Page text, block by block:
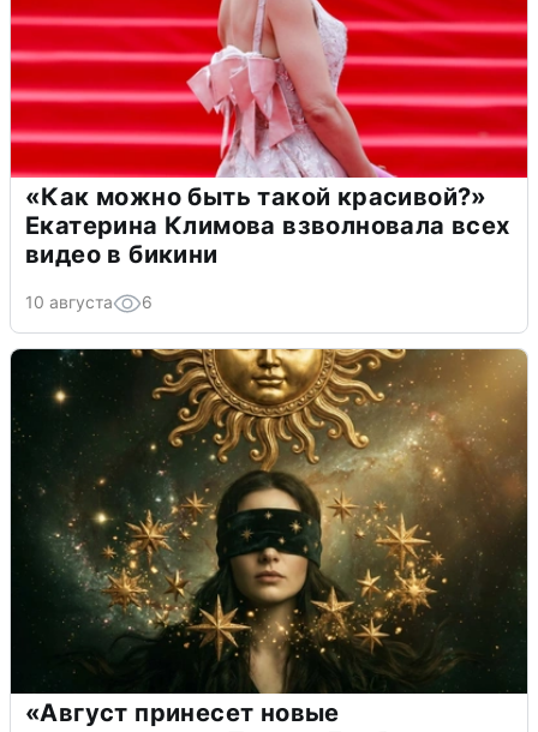
«Как можно быть такой красивой?»
Екатерина Климова взволновала всех
видео в бикини
10 августа 6
«Август принесет новые